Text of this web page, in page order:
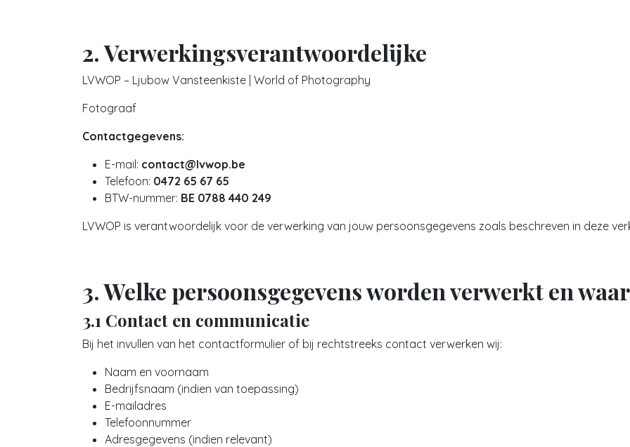
2. Verwerkingsverantwoordelijke
LVWOP – Ljubow Vansteenkiste | World of Photography
Fotograaf
Contactgegevens:
E-mail: contact@lvwop.be
Telefoon: 0472 65 67 65
BTW-nummer: BE 0788 440 249
LVWOP is verantwoordelijk voor de verwerking van jouw persoonsgegevens zoals beschreven in deze
3. Welke persoonsgegevens worden verwerkt en
3.1 Contact en communicatie
Bij het invullen van het contactformulier of bij rechtstreeks contact verwerken wij:
Naam en voornaam
Bedrijfsnaam (indien van toepassing)
E-mailadres
Telefoonnummer
Adresgegevens (indien relevant)